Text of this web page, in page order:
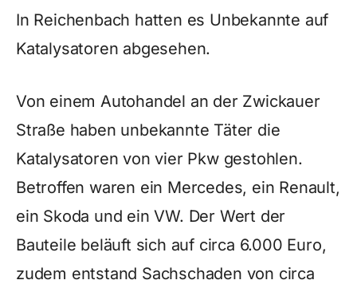
In Reichenbach hatten es Unbekannte auf
Katalysatoren abgesehen.
Von einem Autohandel an der Zwickauer
Straße haben unbekannte Täter die
Katalysatoren von vier Pkw gestohlen.
Betroffen waren ein Mercedes, ein Renault,
ein Skoda und ein VW. Der Wert der
Bauteile beläuft sich auf circa 6.000 Euro,
zudem entstand Sachschaden von circa